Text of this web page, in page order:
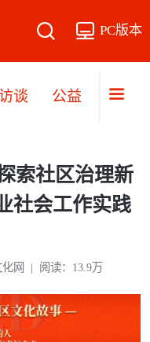
PC版本
谈 公益 文旅
索社区治理新
社会工作实践
化网 | 阅读：13.9万